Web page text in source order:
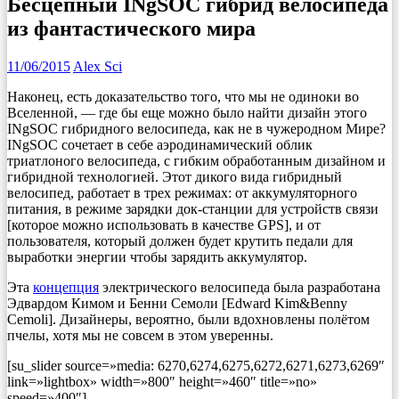
из фантастического мира
11/06/2015 Alex Sci
Наконец, есть доказательство того, что мы не одиноки во
Вселенной, — где бы еще можно было найти дизайн этого
INgSOC гибридного велосипеда, как не в чужеродном Мире?
INgSOC сочетает в себе аэродинамический облик
триатлоного велосипеда, с гибким обработанным дизайном и
гибридной технологией. Этот дикого вида гибридный
велосипед, работает в трех режимах: от аккумуляторного
питания, в режиме зарядки док-станции для устройств связи
[которое можно использовать в качестве GPS], и от
пользователя, который должен будет крутить педали для
выработки энергии чтобы зарядить аккумулятор.
Эта концепция электрического велосипеда была разработана
Эдвардом Кимом и Бенни Семоли [Edward Kim&Benny
Cemoli]. Дизайнеры, вероятно, были вдохновлены полётом
пчелы, хотя мы не совсем в этом уверенны.
[su_slider source=»media: 6270,6274,6275,6272,6271,6273,6269″
link=»lightbox» width=»800″ height=»460″ title=»no»